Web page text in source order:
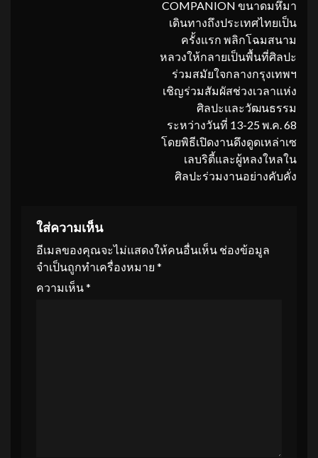
COMPANION ขนาดมหึมา
เดินทางถึงประเทศไทยเป็น
ครั้งแรก พลิกโฉมสนาม
หลวงให้กลายเป็นพื้นที่ศิลปะ
ร่วมสมัยใจกลางกรุงเทพฯ
เชิญร่วมสัมผัสช่วงเวลาแห่ง
ศิลปะและวัฒนธรรม
ระหว่างวันที่ 13-25 พ.ค. 68
โดยพิธีเปิดงานดึงดูดเหล่าเซ
เลบริตี้และผู้หลงใหลใน
ศิลปะร่วมงานอย่างคับคั่ง
ใส่ความเห็น
อีเมลของคุณจะไม่แสดงให้คนอื่นเห็น ช่องข้อมูล
จำเป็นถูกทำเครื่องหมาย *
ความเห็น*